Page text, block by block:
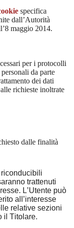
specifica
dall’Autorità
maggio 2014.
per i protocolli
da parte
dei dati
richieste inoltrate
dalle finalità
riconducibili
trattenuti
L’Utente può
all’interesse
relative sezioni
il Titolare.